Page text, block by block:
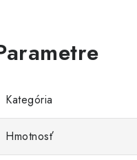
Kategória
Hmotnosť